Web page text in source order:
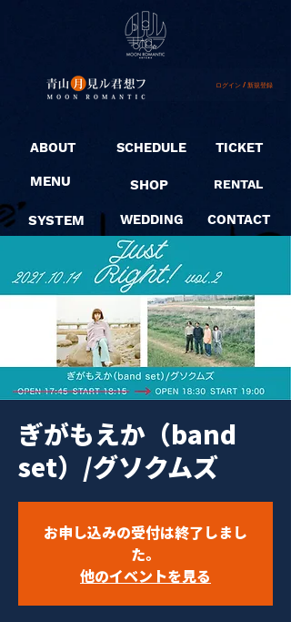
ログイン / 新規登録
ABOUT
MENU
SYSTEM
SCHEDULE
SHOP
WEDDING
TICKET
RENTAL
CONTACT
ぎがもえか（band
set）/グソクムズ
お申し込みの受付は終了しまし
た。
他のイベントを見る